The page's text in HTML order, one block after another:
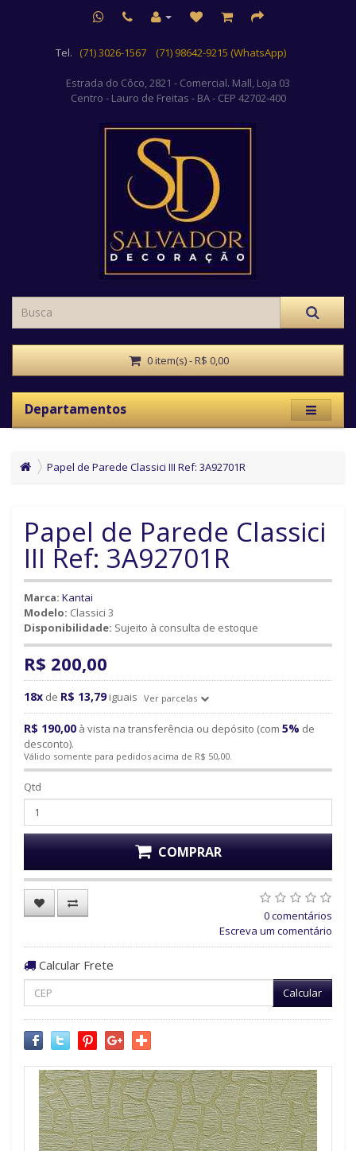
Tel. (71) 3026-1567 (71) 98642-9215 (WhatsApp)
Estrada do Côco, 2821 - Comercial. Mall, Loja 03
Centro - Lauro de Freitas - BA - CEP 42702-400
0 item(s) - R$ 0,00
Departamentos
Papel de Parede Classici III Ref: 3A92701R
Papel de Parede Classici
III Ref: 3A92701R
Marca: Kantai
Modelo: Classici 3
Disponibilidade: Sujeito à consulta de estoque
R$ 200,00
18x de R$ 13,79 iguais Ver parcelas
R$ 190,00 à vista na transferência ou depósito (com 5% de
desconto).
Válido somente para pedidos acima de R$ 50,00.
Qtd
COMPRAR
0 comentários
Escreva um comentário
Calcular Frete
Calcular